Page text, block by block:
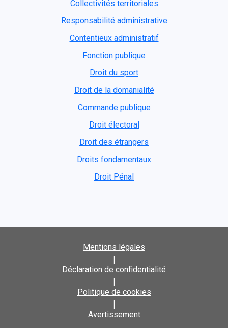
Collectivités territoriales
Responsabilité administrative
Contentieux administratif
Fonction publique
Droit du sport
Droit de la domanialité
Commande publique
Droit électoral
Droit des étrangers
Droits fondamentaux
Droit Pénal
Mentions légales
|
Déclaration de confidentialité
|
Politique de cookies
|
Avertissement